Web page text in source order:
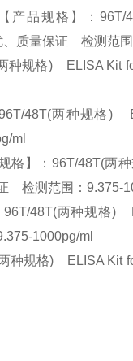
品规格】：
、质量保证 检测范
规格) ELISA Kit
48T(两种规格)
ml
】：96T/48T(两
检测范围：9.375-
48T(两种规格)
1000pg/ml
规格) ELISA Kit